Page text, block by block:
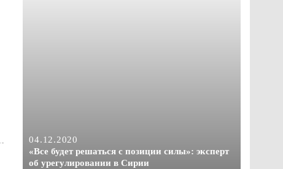
04.12.2020
«Все будет решаться с позиции силы»: эксперт
об урегулировании в Сирии